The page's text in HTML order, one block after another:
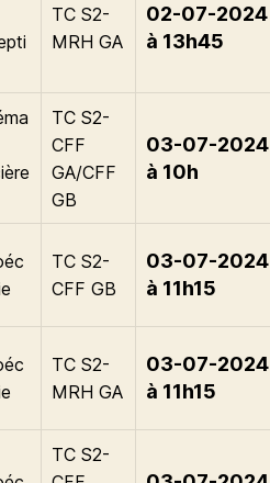
TC S2-
MRH GA
02-07-2024
à 13h45
TC S2-
CFF
GA/CFF
GB
03-07-2024
à 10h
TC S2-
CFF GB
03-07-2024
à 11h15
TC S2-
MRH GA
03-07-2024
à 11h15
TC S2-